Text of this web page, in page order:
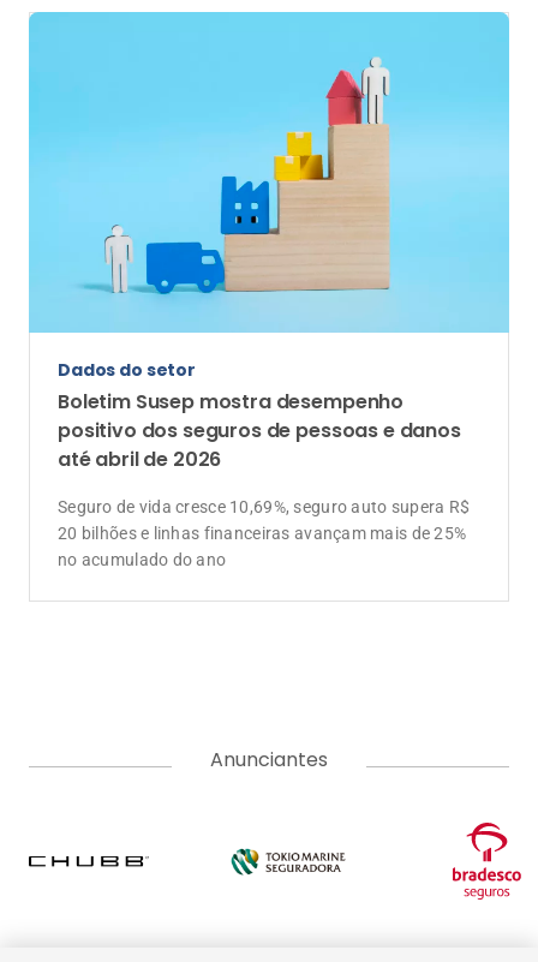
Dados do setor
Boletim Susep mostra desempenho
positivo dos seguros de pessoas e danos
até abril de 2026
Seguro de vida cresce 10,69%, seguro auto supera R$
20 bilhões e linhas financeiras avançam mais de 25%
no acumulado do ano
Anunciantes